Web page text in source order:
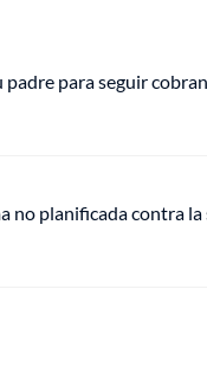
para seguir
no planificada contra